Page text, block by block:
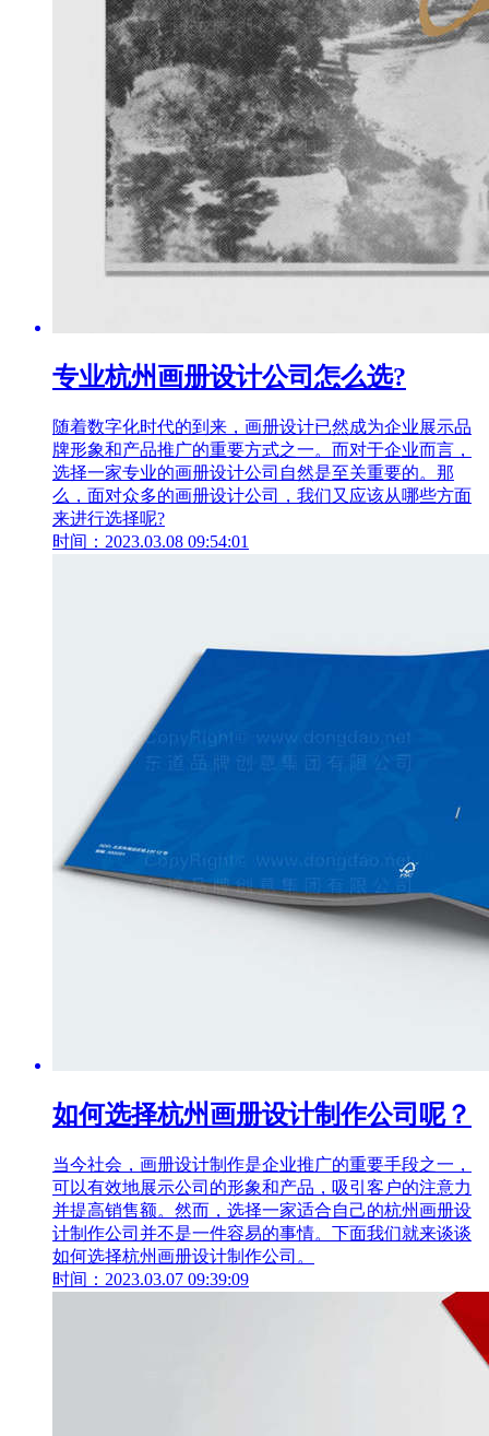
专业杭州画册设计公司怎么选?
随着数字化时代的到来，画册设计已然成为企业展示品
牌形象和产品推广的重要方式之一。而对于企业而言，
选择一家专业的画册设计公司自然是至关重要的。那
么，面对众多的画册设计公司，我们又应该从哪些方面
来进行选择呢?
时间：2023.03.08 09:54:01
如何选择杭州画册设计制作公司呢？
当今社会，画册设计制作是企业推广的重要手段之一，
可以有效地展示公司的形象和产品，吸引客户的注意力
并提高销售额。然而，选择一家适合自己的杭州画册设
计制作公司并不是一件容易的事情。下面我们就来谈谈
如何选择杭州画册设计制作公司。
时间：2023.03.07 09:39:09